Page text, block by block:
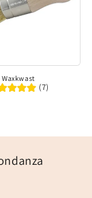
Waxkwast
(7)